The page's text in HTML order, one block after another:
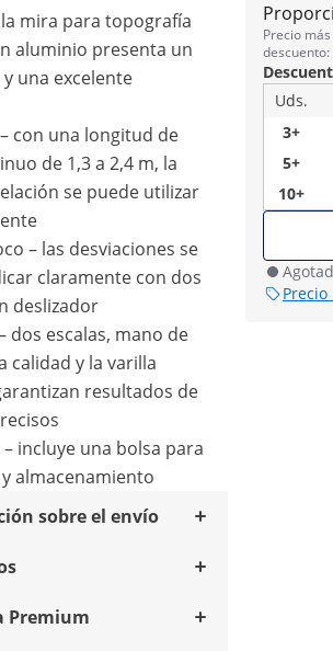
Precio
descuento:
Uds.
3+
5+
10+
la mira para topografía
aluminio presenta un
una excelente
con una longitud de
de 1,3 a 2,4 m, la
se puede utilizar
– las desviaciones se
claramente con dos
deslizador
dos escalas, mano de
calidad y la varilla
resultados de
incluye una bolsa para
almacenamiento
sobre el envío
Premium